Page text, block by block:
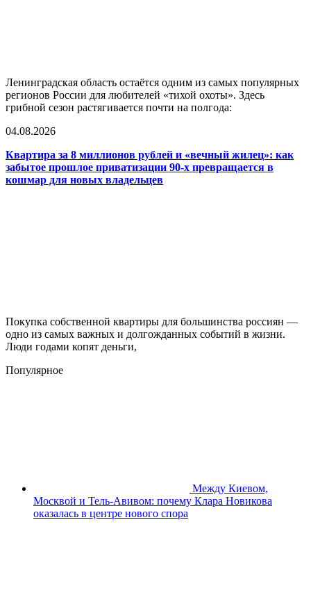
Ленинградская область остаётся одним из самых популярных
регионов России для любителей «тихой охоты». Здесь
грибной сезон растягивается почти на полгода:
04.08.2026
Квартира за 8 миллионов рублей и «вечный жилец»: как
забытое прошлое приватизации 90-х превращается в
кошмар для новых владельцев
Покупка собственной квартиры для большинства россиян —
одно из самых важных и долгожданных событий в жизни.
Люди годами копят деньги,
Популярное
Между Киевом,
Москвой и Тель-Авивом: почему Клара Новикова
оказалась в центре нового спора